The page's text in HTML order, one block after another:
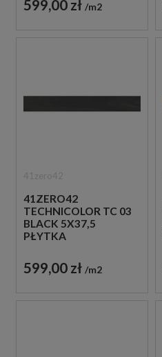
599,00 zł m2
41ZERO42
TECHNICOLOR TC 03
BLACK 5X37,5
PŁYTKA
599,00 zł m2